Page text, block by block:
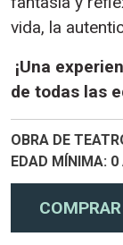
vida, la
¡Una
de todas las
OBRA DE
EDAD MÍNIMA 0